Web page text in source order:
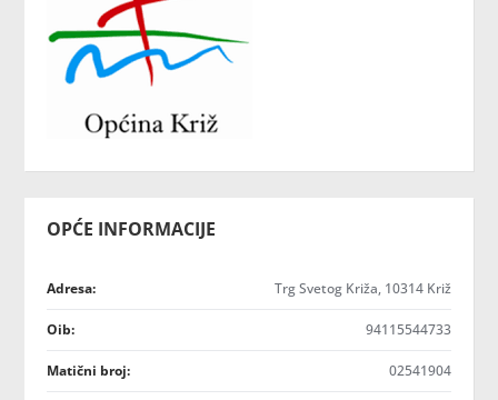
OPĆE INFORMACIJE
Adresa: Trg Svetog Križa, 10314 Križ
Oib: 94115544733
Matični broj: 02541904